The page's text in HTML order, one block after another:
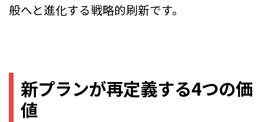
般へと進化する戦略的刷新です。
新プランが再定義する4つの価
値